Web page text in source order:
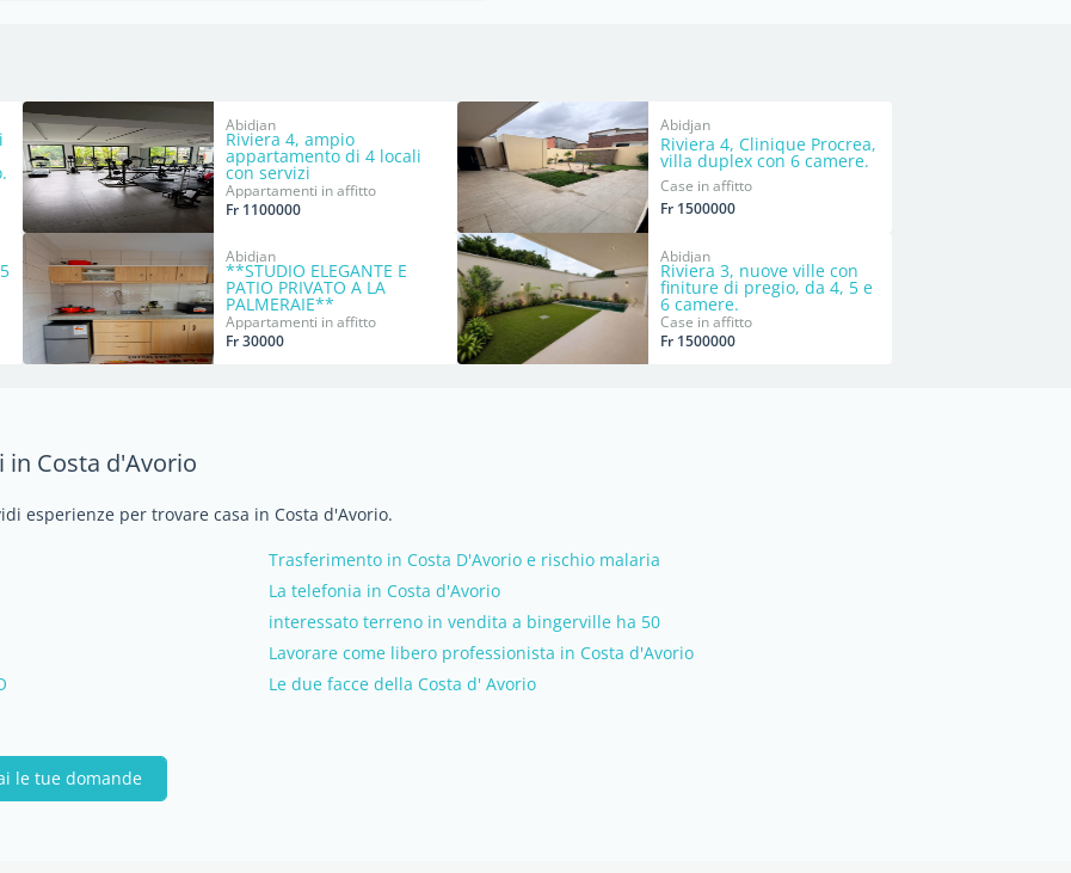
Abidjan
Riviera 4, ampio
appartamento di 4 locali
con servizi
Appartamenti in affitto
Fr 1100000
Abidjan
Riviera 4, Clinique Procrea,
villa duplex con 6 camere.
Case in affitto
Fr 1500000
Abidjan
**STUDIO ELEGANTE E
PATIO PRIVATO A LA
PALMERAIE**
Appartamenti in affitto
Fr 30000
Abidjan
Riviera 3, nuove ville con
finiture di pregio, da 4, 5 e
6 camere.
Case in affitto
Fr 1500000
Costa d'Avorio
esperienze per trovare casa in Costa d'Avorio.
Trasferimento in Costa D'Avorio e rischio malaria
La telefonia in Costa d'Avorio
interessato terreno in vendita a bingerville ha 50
Lavorare come libero professionista in Costa d'Avorio
Le due facce della Costa d' Avorio
le tue domande